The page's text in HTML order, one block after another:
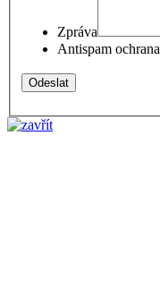
Zpráva
Antispam ochrana